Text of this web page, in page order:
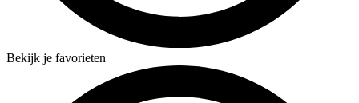
Bekijk je favorieten